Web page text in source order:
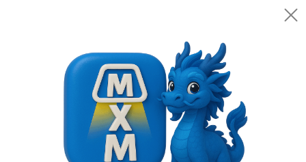
Открыть
Категории
Автомобили и аксессуары